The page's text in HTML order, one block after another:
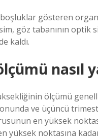
gösteren
göz tabanının optik
kaldı.
nasıl
ölçümü
ve üçüncü
en yüksek
yüksek noktasına